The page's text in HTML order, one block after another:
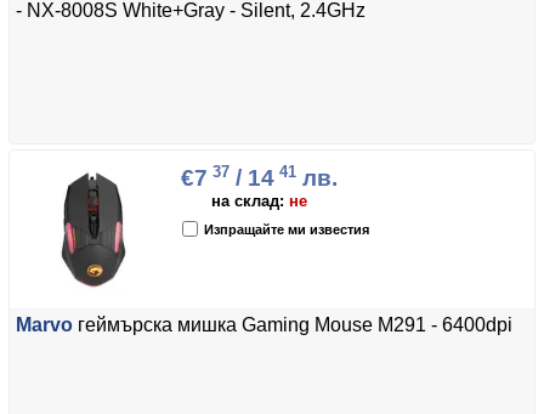
- NX-8008S White+Gray - Silent, 2.4GHz
€7 37 / 14 41лв.
на склад: не
Изпращайте ми известия
Marvo геймърска мишка Gaming Mouse M291 - 6400dpi